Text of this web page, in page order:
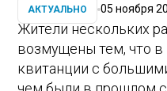
АКТУАЛЬНО 05 ноября
Жители нескольких
возмущены тем, что
квитанции с